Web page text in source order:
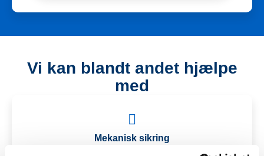
Vi kan blandt andet hjælpe
med
Mekanisk sikring